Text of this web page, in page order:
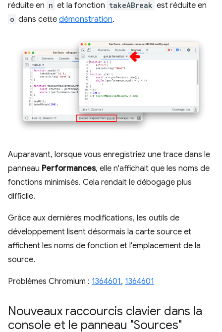
réduite en n et la fonction takeABreak est réduite en
o dans cette démonstration.
Auparavant, lorsque vous enregistriez une trace dans le
panneau Performances, elle n'affichait que les noms de
fonctions minimisés. Cela rendait le débogage plus
difficile.
Grâce aux dernières modifications, les outils de
développement lisent désormais la carte source et
affichent les noms de fonction et l'emplacement de la
source.
Problèmes Chromium : 1364601, 1364601
Nouveaux raccourcis clavier dans la
console et le panneau "Sources"